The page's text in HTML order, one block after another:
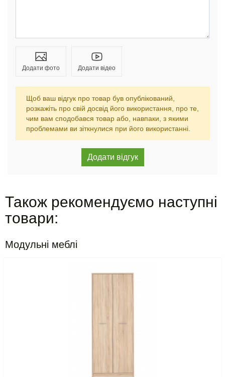
Додати фото Додати відео
Щоб ваш відгук про товар був опублікований,
розкажіть про свій досвід його використання, про те,
чим вам сподобався товар або, навпаки, з якими
проблемами ви зіткнулися при його використанні.
Також рекомендуємо наступні
товари:
Модульні меблі